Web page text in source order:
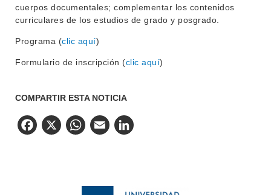
cuerpos documentales; complementar los contenidos
curriculares de los estudios de grado y posgrado.
Programa (clic aquí)
Formulario de inscripción (clic aquí)
COMPARTIR ESTA NOTICIA
Facebook
X WhatsApp
Email